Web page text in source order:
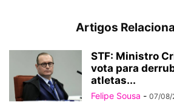
Artigos
STF: Ministro
vota para
atletas...
Felipe Sousa - 07/08/